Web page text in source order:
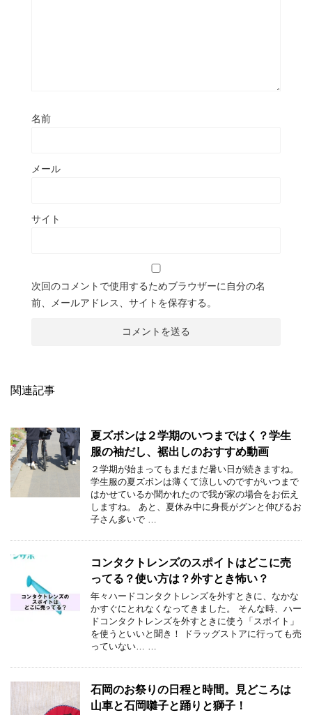
名前
メール
サイト
次回のコメントで使用するためブラウザーに自分の名
前、メールアドレス、サイトを保存する。
関連記事
夏ズボンは２学期のいつまではく？学生
服の袖だし、裾出しのおすすめ動画
２学期が始まってもまだまだ暑い日が続きますね。
学生服の夏ズボンは薄くて涼しいのですがいつまで
はかせているか聞かれたので我が家の場合をお伝え
しますね。 あと、夏休み中に身長がグンと伸びるお
子さん多いで …
コンタクトレンズのスポイトはどこに売
ってる？使い方は？外すとき怖い？
年々ハードコンタクトレンズを外すときに、なかな
かすぐにとれなくなってきました。 そんな時、ハー
ドコンタクトレンズを外すときに使う「スポイト」
を使うといいと聞き！ ドラッグストアに行っても売
っていない… …
石岡のお祭りの日程と時間。見どころは
山車と石岡囃子と踊りと獅子！